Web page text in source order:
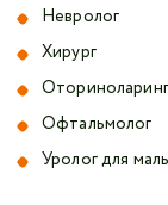
Невролог
Хирург
Офтальмолог
Уролог для